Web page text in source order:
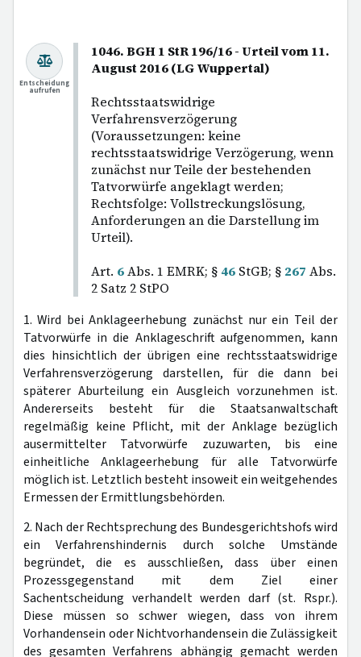
1046. BGH 1 StR 196/16 - Urteil vom 11.
August 2016 (LG Wuppertal)
Rechtsstaatswidrige
Verfahrensverzögerung
(Voraussetzungen: keine
rechtsstaatswidrige Verzögerung, wenn
zunächst nur Teile der bestehenden
Tatvorwürfe angeklagt werden;
Rechtsfolge: Vollstreckungslösung,
Anforderungen an die Darstellung im
Urteil).
Art. 6Abs. 1 EMRK; § 46 StGB; § 267 Abs.
2 Satz 2 StPO
Entscheidung
aufrufen
1. Wird bei Anklageerhebung zunächst nur ein Teil der
Tatvorwürfe in die Anklageschrift aufgenommen, kann
dies hinsichtlich der übrigen eine rechtsstaatswidrige
Verfahrensverzögerung darstellen, für die dann bei
späterer Aburteilung ein Ausgleich vorzunehmen ist.
Andererseits besteht für die Staatsanwaltschaft
regelmäßig keine Pflicht, mit der Anklage bezüglich
ausermittelter Tatvorwürfe zuzuwarten, bis eine
einheitliche Anklageerhebung für alle Tatvorwürfe
möglich ist. Letztlich besteht insoweit ein weitgehendes
Ermessen der Ermittlungsbehörden.
2. Nach der Rechtsprechung des Bundesgerichtshofs wird
ein Verfahrenshindernis durch solche Umstände
begründet, die es ausschließen, dass über einen
Prozessgegenstand mit dem Ziel einer
Sachentscheidung verhandelt werden darf (st. Rspr.).
Diese müssen so schwer wiegen, dass von ihrem
Vorhandensein oder Nichtvorhandensein die Zulässigkeit
des gesamten Verfahrens abhängig gemacht werden